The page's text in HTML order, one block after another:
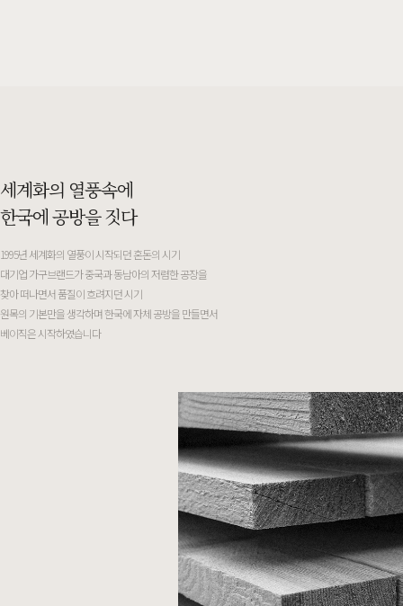
세계화의 열풍속에
한국에 공방을 짓다
1995년 세계화의 열풍이 시작되던 혼돈의 시기
대기업 가구브랜드가 중국과 동남아의 저렴한 공장을
찾아 떠나면서 품질이 흐려지던 시기
원목의 기본만을 생각하며 한국에 자체 공방을 만들면서
베이직은 시작하였습니다